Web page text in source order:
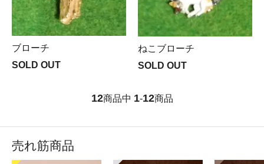
ブローチ
SOLD OUT
ねこブローチ
SOLD OUT
12商品中 1-12商品
売れ筋商品